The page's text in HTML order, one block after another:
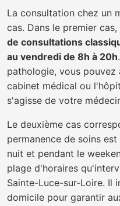
La consultation chez un
cas. Dans le premier
de consultations
au vendredi de 8h à 20h
pathologie, vous pouvez
cabinet médical ou
s'agisse de votre
Le deuxième cas
permanence de soins
nuit et pendant le
plage d'horaires
Sainte-Luce-sur-Loire. Il
domicile pour garantir